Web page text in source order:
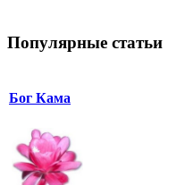
Популярные статьи
Бог Кама